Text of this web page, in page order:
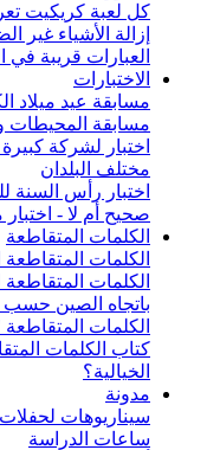
كل لعبة كريكيت
إزالة الأشياء غير
العبارات قريبة في
الاختبارات
مسابقة عيد ميلاد
مسابقة المحيطات
اختبار لشركة
مختلف البلدان
اختبار رأس السنة
صحيح أم لا - اختبار
الكلمات المتقاطعة
الكلمات
الكلمات المتقاطعة
باتجاه الصين حسب
الكلمات
كتاب الكلمات
الخيالية؟
مدونة
سيناريوهات
ساعات الدراسة